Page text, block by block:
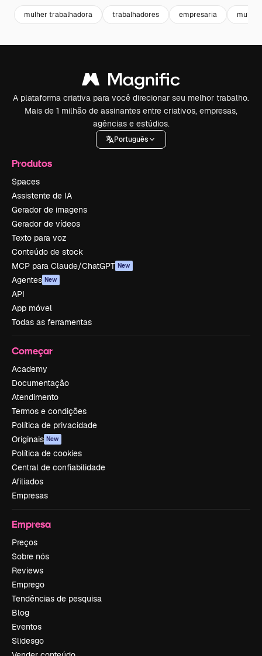
mulher trabalhadora trabalhadores empresaria
A plataforma criativa para você direcionar seu melhor trabalho.
Mais de 1 milhão de assinantes entre criativos, empresas,
agências e estúdios.
Português
Produtos
Spaces
Assistente de IA
Gerador de imagens
Gerador de vídeos
Texto para voz
Conteúdo de stock
MCP para Claude/ChatGPT New
Agentes New
API
App móvel
Todas as ferramentas
Começar
Academy
Documentação
Atendimento
Termos e condições
Política de privacidade
Originais New
Política de cookies
Central de confiabilidade
Afiliados
Empresas
Empresa
Preços
Sobre nós
Reviews
Emprego
Tendências de pesquisa
Blog
Eventos
Slidesgo